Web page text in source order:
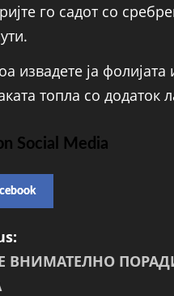
го садот со
извадете ја
топла со додаток
Social Media
ВНИМАТЕЛНО